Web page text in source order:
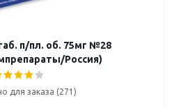
п/пл. об. 75мг №28
Россия)
для заказа (271)